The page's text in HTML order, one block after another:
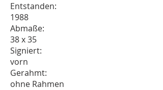
Entstanden:
1988
Abmaße:
38 x 35
Signiert:
vorn
Gerahmt:
ohne Rahmen